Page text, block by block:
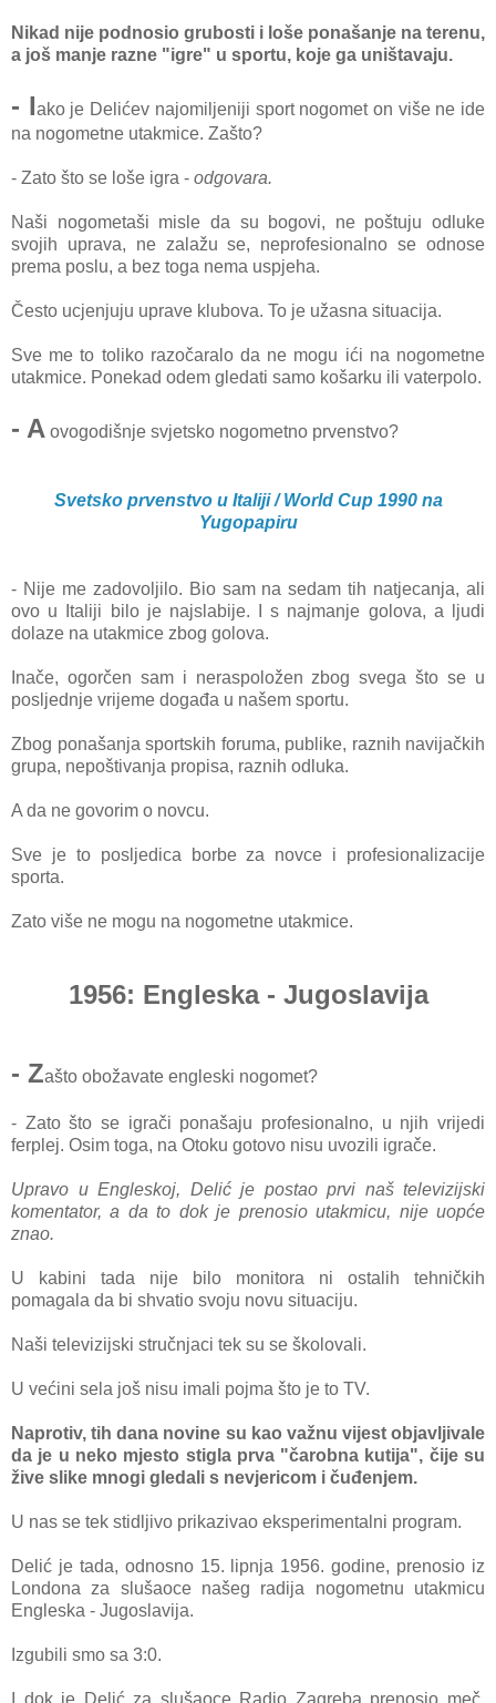
Nikad nije podnosio grubosti i loše ponašanje na terenu,
a još manje razne "igre" u sportu, koje ga uništavaju.
- Iako je Delićev najomiljeniji sport nogomet on više ne ide
na nogometne utakmice. Zašto?
- Zato što se loše igra - odgovara.
Naši nogometaši misle da su bogovi, ne poštuju odluke
svojih uprava, ne zalažu se, neprofesionalno se odnose
prema poslu, a bez toga nema uspjeha.
Često ucjenjuju uprave klubova. To je užasna situacija.
Sve me to toliko razočaralo da ne mogu ići na nogometne
utakmice. Ponekad odem gledati samo košarku ili vaterpolo.
- A ovogodišnje svjetsko nogometno prvenstvo?
Svetsko prvenstvo u Italiji / World Cup 1990 na
Yugopapiru
- Nije me zadovoljilo. Bio sam na sedam tih natjecanja, ali
ovo u Italiji bilo je najslabije. I s najmanje golova, a ljudi
dolaze na utakmice zbog golova.
Inače, ogorčen sam i neraspoložen zbog svega što se u
posljednje vrijeme događa u našem sportu.
Zbog ponašanja sportskih foruma, publike, raznih navijačkih
grupa, nepoštivanja propisa, raznih odluka.
A da ne govorim o novcu.
Sve je to posljedica borbe za novce i profesionalizacije
sporta.
Zato više ne mogu na nogometne utakmice.
1956: Engleska - Jugoslavija
- Zašto obožavate engleski nogomet?
- Zato što se igrači ponašaju profesionalno, u njih vrijedi
ferplej. Osim toga, na Otoku gotovo nisu uvozili igrače.
Upravo u Engleskoj, Delić je postao prvi naš televizijski
komentator, a da to dok je prenosio utakmicu, nije uopće
znao.
U kabini tada nije bilo monitora ni ostalih tehničkih
pomagala da bi shvatio svoju novu situaciju.
Naši televizijski stručnjaci tek su se školovali.
U većini sela još nisu imali pojma što je to TV.
Naprotiv, tih dana novine su kao važnu vijest objavljivale
da je u neko mjesto stigla prva "čarobna kutija", čije su
žive slike mnogi gledali s nevjericom i čuđenjem.
U nas se tek stidljivo prikazivao eksperimentalni program.
Delić je tada, odnosno 15. lipnja 1956. godine, prenosio iz
Londona za slušaoce našeg radija nogometnu utakmicu
Engleska - Jugoslavija.
Izgubili smo sa 3:0.